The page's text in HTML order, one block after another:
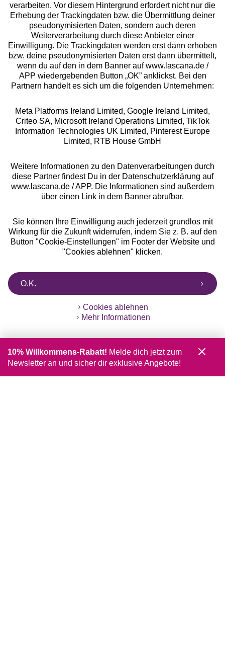
Beratung
Über uns
Rechtliches
Alle Preise inkl. MwSt., zzgl.
Versandkosten
** Bonität vorausgesetzt, berechtigt zur Bonitätsprüfung
verarbeiten. Vor diesem Hintergrund erfordert nicht nur die
Erhebung der Trackingdaten bzw. die Übermittlung deiner
pseudonymisierten Daten, sondern auch deren
Weiterverarbeitung durch diese Anbieter einer
Einwilligung. Die Trackingdaten werden erst dann erhoben
bzw. deine pseudonymisierten Daten erst dann übermittelt,
wenn du auf den in dem Banner auf www.lascana.de /
APP wiedergebenden Button „OK” anklickst. Bei den
Partnern handelt es sich um die folgenden Unternehmen:
Meta Platforms Ireland Limited, Google Ireland Limited,
Criteo SA, Microsoft Ireland Operations Limited, TikTok
Information Technologies UK Limited, Pinterest Europe
Limited, RTB House GmbH
Weitere Informationen zu den Datenverarbeitungen durch
diese Partner findest Du in der Datenschutzerklärung auf
www.lascana.de / APP. Die Informationen sind außerdem
über einen Link in dem Banner abrufbar.
Sie können Ihre Einwilligung auch jederzeit grundlos mit
Wirkung für die Zukunft widerrufen, indem Sie z. B. auf den
Button "Cookie-Einstellungen" im Footer der Website und
"Cookies ablehnen" klicken.
O.K.
Cookies ablehnen
Mehr Informationen
10% Willkommens-Rabatt! Melde dich jetzt zum
Newsletter an und sicher dir exklusive Angebote!